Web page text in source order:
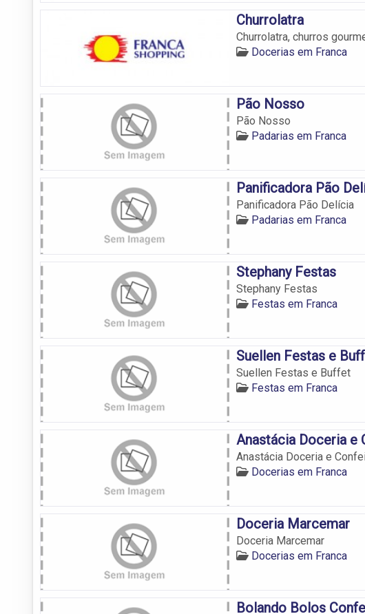
Churrolatra
Churrolatra, churros
Docerias em Franca
Pão Nosso
Pão Nosso
Padarias em Franca
Panificadora Pão
Panificadora Pão Delícia
Padarias em Franca
Stephany Festas
Stephany Festas
Festas em Franca
Suellen Festas e
Suellen Festas e Buffet
Festas em Franca
Anastácia Doceria e
Anastácia Doceria e
Docerias em Franca
Doceria Marcemar
Doceria Marcemar
Docerias em Franca
Bolando Bolos